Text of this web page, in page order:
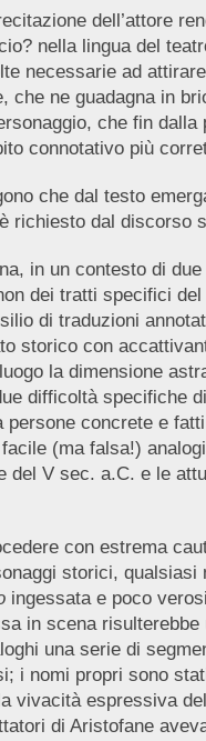
dell’attore
nella lingua del
necessarie ad
che ne guadagna in
che fin
connotativo più
che dal testo
richiesto dal discorso
in un contesto di
dei tratti specifici
di traduzioni
storico con
la dimensione
difficoltà specifiche
concrete e
(ma falsa!)
V sec. a.C. e le
con estrema
storici,
ingessata e poco
in scena
una serie di
i nomi propri sono
vivacità espressiva
di Aristofane